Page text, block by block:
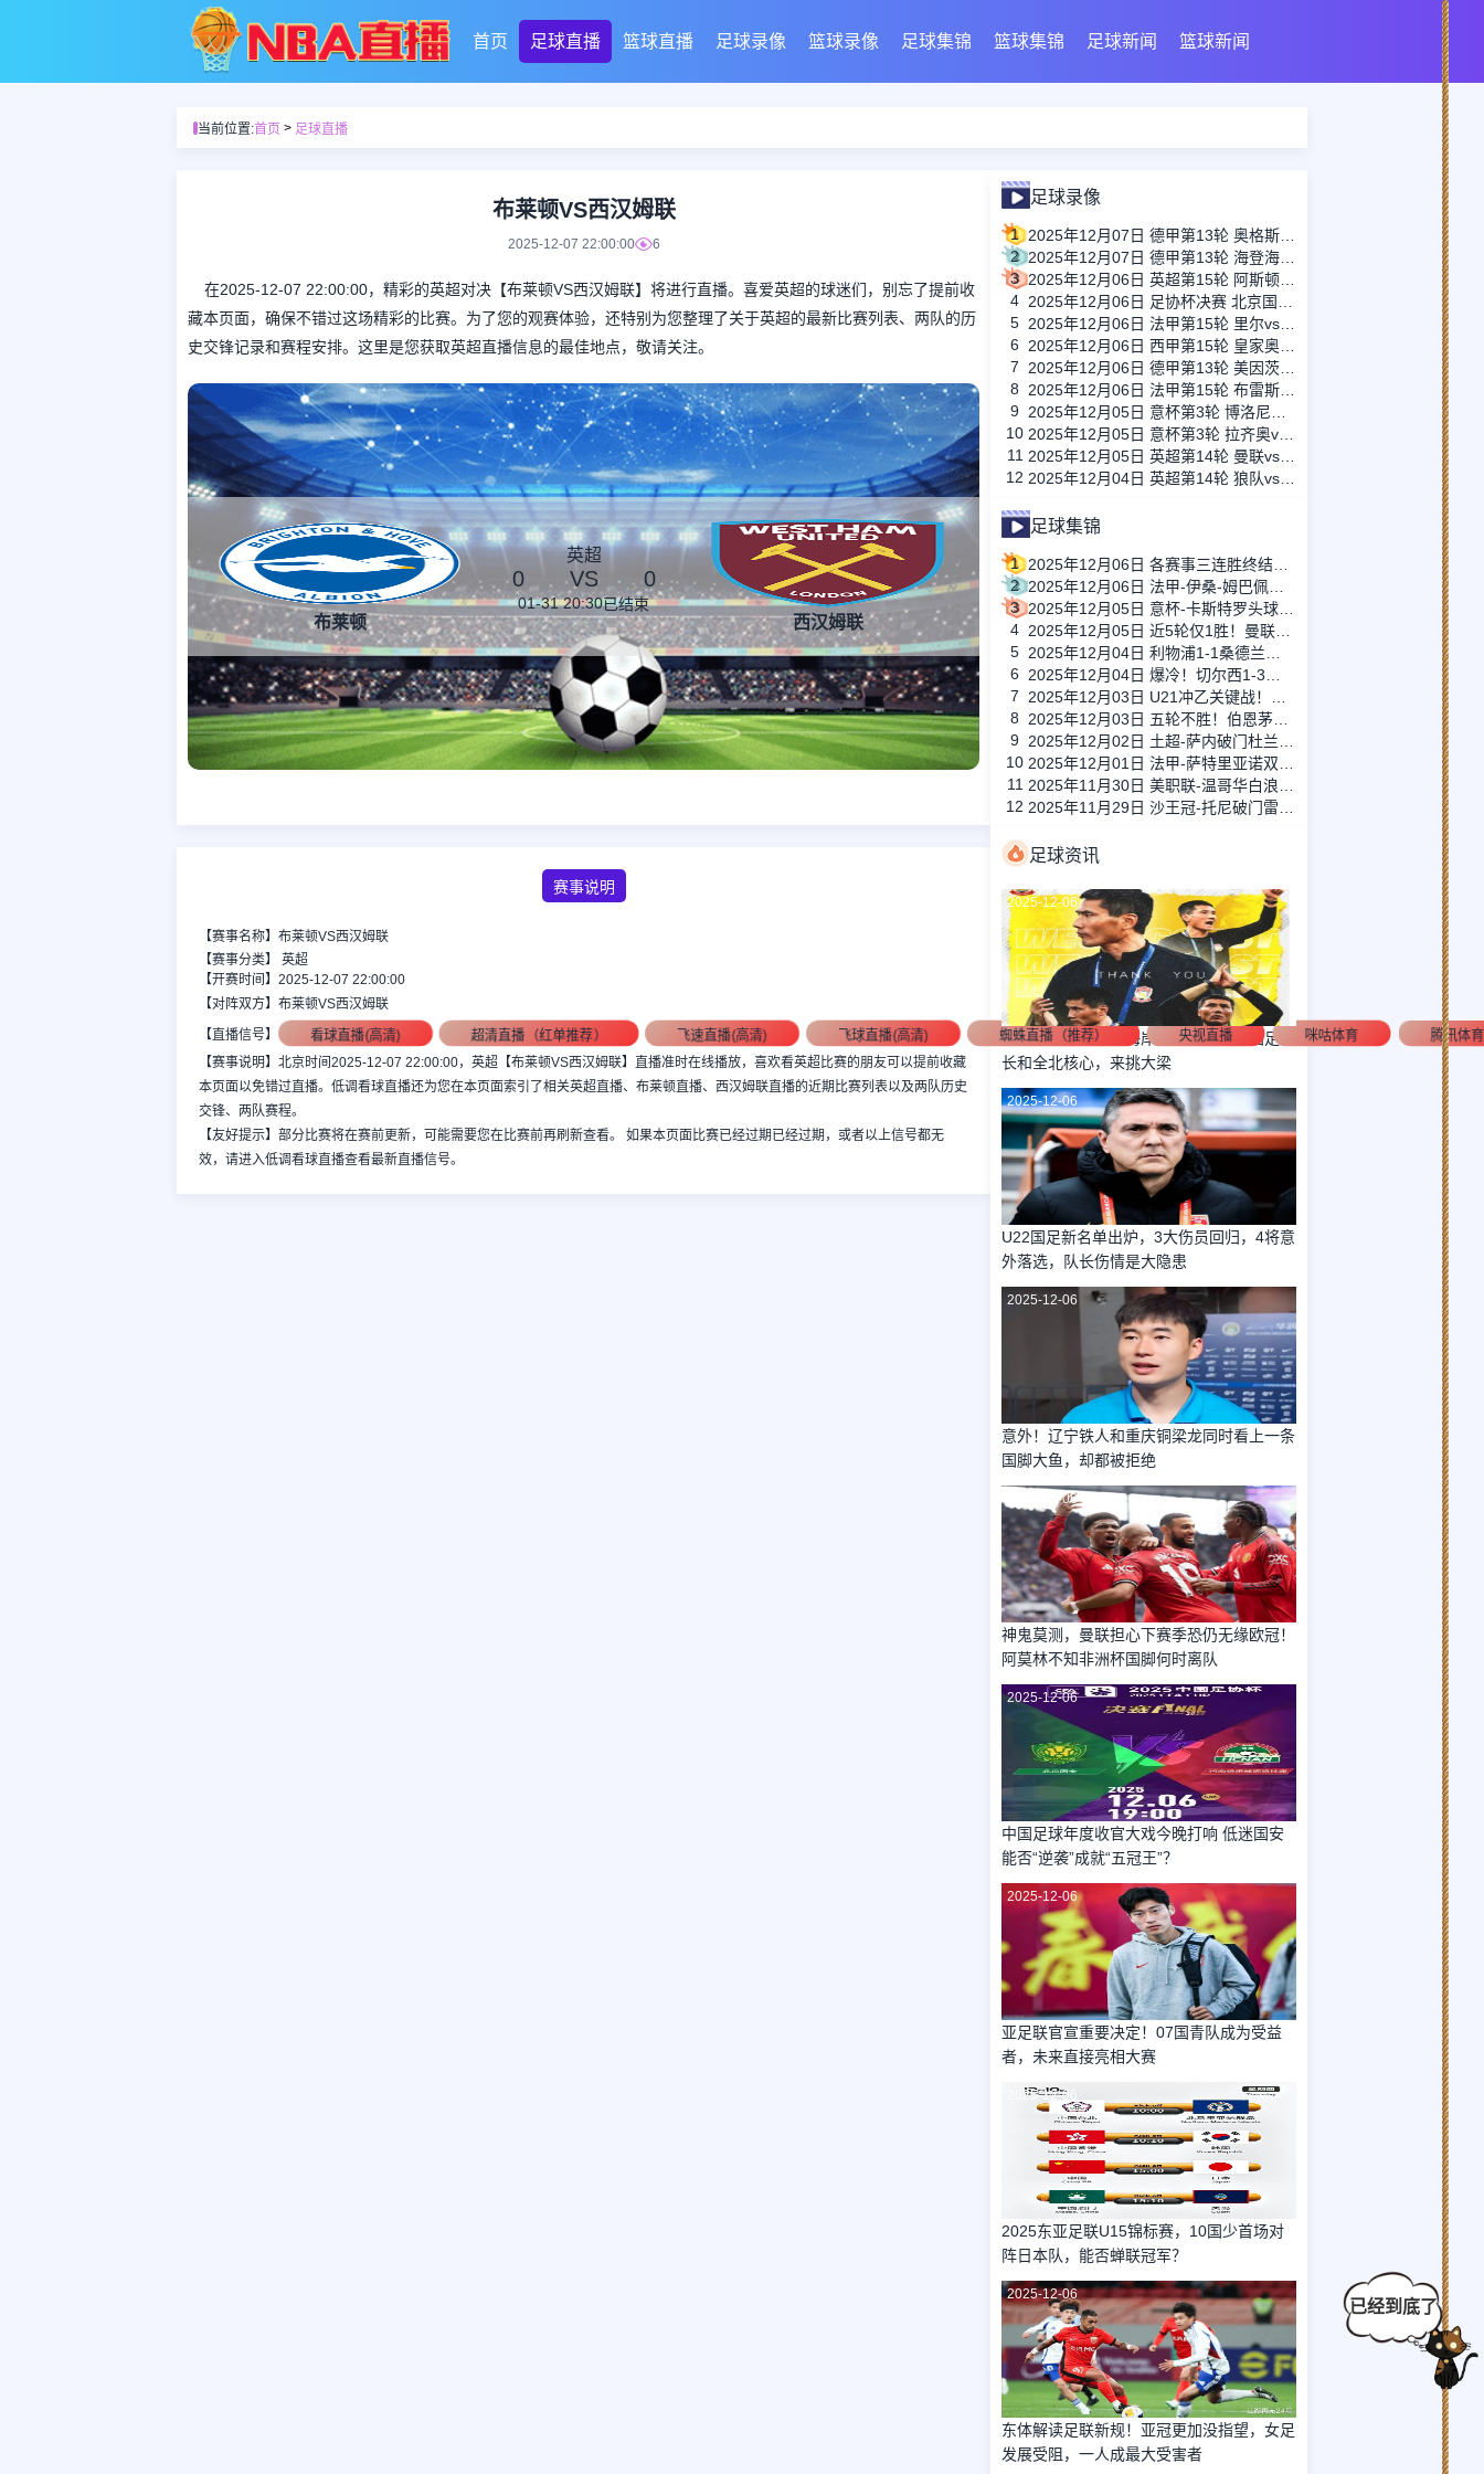
首页 足球直播 篮球直播 足球录像 篮球录像 足球集锦 篮球集锦 足球新闻 篮球新闻
当前位置:首页 > 足球直播
布莱顿VS西汉姆联
2025-12-07 22:00:00 6
在2025-12-07 22:00:00，精彩的英超对决【布莱顿VS西汉姆联】将进行直播。喜爱英超的球迷们，别忘了提前收
藏本页面，确保不错过这场精彩的比赛。为了您的观赛体验，还特别为您整理了关于英超的最新比赛列表、两队的历
史交锋记录和赛程安排。这里是您获取英超直播信息的最佳地点，敬请关注。
布莱顿
英超
0 VS 0
01-31 20:30已结束
西汉姆联
赛事说明
【赛事名称】布莱顿VS西汉姆联
【赛事分类】 英超
【开赛时间】2025-12-07 22:00:00
【对阵双方】布莱顿VS西汉姆联
【直播信号】
看球直播(高清) 超清直播（红单推荐） 飞速直播(高清) 飞球直播(高清) 蜘蛛直播（推荐） 央视直播 咪咕体育 腾讯体育
【赛事说明】北京时间2025-12-07 22:00:00，英超【布莱顿VS西汉姆联】直播准时在线播放，喜欢看英超比赛的朋友可以提前收藏
本页面以免错过直播。低调看球直播还为您在本页面索引了相关英超直播、布莱顿直播、西汉姆联直播的近期比赛列表以及两队历史
交锋、两队赛程。
【友好提示】部分比赛将在赛前更新，可能需要您在比赛前再刷新查看。 如果本页面比赛已经过期已经过期，或者以上信号都无
效，请进入低调看球直播查看最新直播信号。
足球录像
1
2
3
4
5
6
7
8
9
10
11
12
足球集锦
1
2
3
4
5
6
7
8
9
10
11
12
足球资讯
2025-12-06
郑智刚接手青岛西海岸，就准备邀请国足队
长和全北核心，来挑大梁
2025-12-06
U22国足新名单出炉，3大伤员回归，4将意
外落选，队长伤情是大隐患
2025-12-06
意外！辽宁铁人和重庆铜梁龙同时看上一条
国脚大鱼，却都被拒绝
2025-12-06
神鬼莫测，曼联担心下赛季恐仍无缘欧冠！
阿莫林不知非洲杯国脚何时离队
2025-12-06
中国足球年度收官大戏今晚打响 低迷国安
能否“逆袭”成就“五冠王”？
2025-12-06
亚足联官宣重要决定！07国青队成为受益
者，未来直接亮相大赛
2025-12-06
2025东亚足联U15锦标赛，10国少首场对
阵日本队，能否蝉联冠军？
2025-12-06
东体解读足联新规！亚冠更加没指望，女足
发展受阻，一人成最大受害者